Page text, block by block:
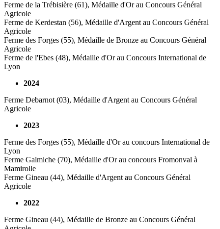
Ferme de la Trébisière (61), Médaille d'Or au Concours Général
Agricole
Ferme de Kerdestan (56), Médaille d'Argent au Concours Général
Agricole
Ferme des Forges (55), Médaille de Bronze au Concours Général
Agricole
Ferme de l'Ebes (48), Médaille d'Or au Concours International de
Lyon
2024
Ferme Debarnot (03), Médaille d'Argent au Concours Général
Agricole
2023
Ferme des Forges (55), Médaille d'Or au concours International de
Lyon
Ferme Galmiche (70), Médaille d'Or au concours Fromonval à
Mamirolle
Ferme Gineau (44), Médaille d'Argent au Concours Général
Agricole
2022
Ferme Gineau (44), Médaille de Bronze au Concours Général